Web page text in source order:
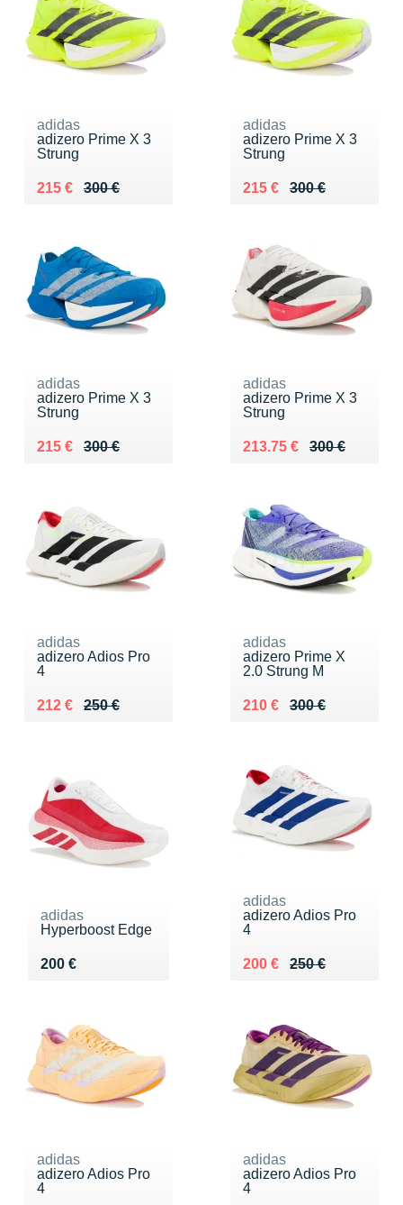
adidas
adizero Prime X 3
Strung
300 €
Au lieu de 300 €
215 €
Vendu 215 €
adidas
adizero Prime X 3
Strung
300 €
Au lieu de 300 €
215 €
Vendu 215 €
adidas
adizero Prime X 3
Strung
300 €
Au lieu de 300 €
215 €
Vendu 215 €
adidas
adizero Prime X 3
Strung
300 €
Au lieu de 300 €
213.75 €
Vendu 213.75 €
adidas
adizero Adios Pro
4
250 €
Au lieu de 250 €
212 €
Vendu 212 €
adidas
adizero Prime X
2.0 Strung M
300 €
Au lieu de 300 €
210 €
Vendu 210 €
adidas
Hyperboost Edge
200 €
Vendu 200 €
adidas
adizero Adios Pro
4
250 €
Au lieu de 250 €
200 €
Vendu 200 €
adidas
adizero Adios Pro
4
adidas
adizero Adios Pro
4